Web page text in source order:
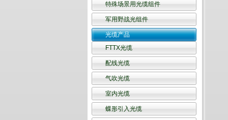
特殊场景用光缆组件
军用野战光组件
光缆产品
FTTX光缆
配线光缆
气吹光缆
室内光缆
蝶形引入光缆